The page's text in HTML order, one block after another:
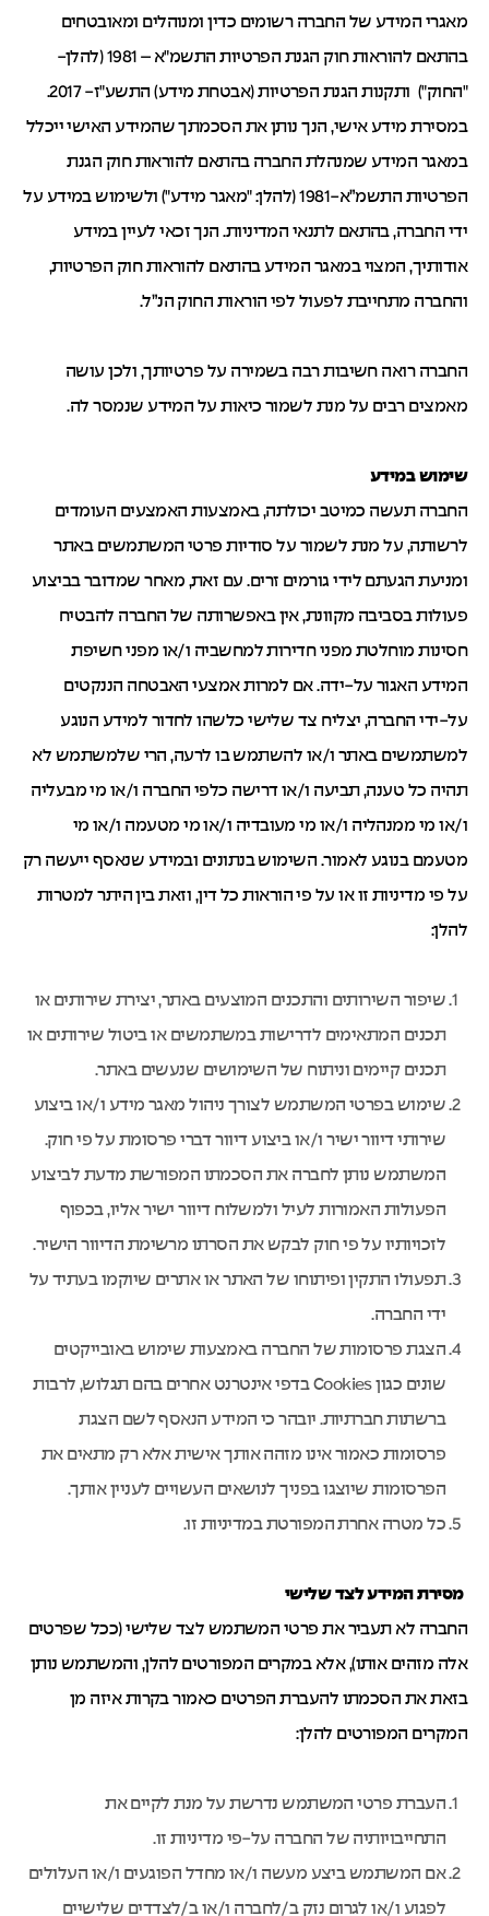
מאגרי המידע של החברה רשומים כדין ומנוהלים ומאובטחים
בהתאם להוראות חוק הגנת הפרטיות התשמ"א – 1981 (להלן-
"החוק") ותקנות הגנת הפרטיות (אבטחת מידע) התשע"ז- 2017.
במסירת מידע אישי, הנך נותן את הסכמתך שהמידע האישי ייכלל
במאגר המידע שמנהלת החברה בהתאם להוראות חוק הגנת
הפרטיות התשמ”א-1981 (להלן: "מאגר מידע") ולשימוש במידע על
ידי החברה, בהתאם לתנאי המדיניות. הנך זכאי לעיין במידע
אודותיך, המצוי במאגר המידע בהתאם להוראות חוק הפרטיות,
והחברה מתחייבת לפעול לפי הוראות החוק הנ”ל.
החברה רואה חשיבות רבה בשמירה על פרטיותך, ולכן עושה
מאמצים רבים על מנת לשמור כיאות על המידע שנמסר לה.
שימוש במידע
החברה תעשה כמיטב יכולתה, באמצעות האמצעים העומדים
לרשותה, על מנת לשמור על סודיות פרטי המשתמשים באתר
ומניעת הגעתם לידי גורמים זרים. עם זאת, מאחר שמדובר בביצוע
פעולות בסביבה מקוונת, אין באפשרותה של החברה להבטיח
חסינות מוחלטת מפני חדירות למחשביה ו/או מפני חשיפת
המידע האגור על-ידה. אם למרות אמצעי האבטחה הננקטים
על-ידי החברה, יצליח צד שלישי כלשהו לחדור למידע הנוגע
למשתמשים באתר ו/או להשתמש בו לרעה, הרי שלמשתמש לא
תהיה כל טענה, תביעה ו/או דרישה כלפי החברה ו/או מי מבעליה
ו/או מי ממנהליה ו/או מי מעובדיה ו/או מי מטעמה ו/או מי
מטעמם בנוגע לאמור. השימוש בנתונים ובמידע שנאסף ייעשה רק
על פי מדיניות זו או על פי הוראות כל דין, וזאת בין היתר למטרות
להלן:
שיפור השירותים והתכנים המוצעים באתר, יצירת שירותים או
תכנים המתאימים לדרישות במשתמשים או ביטול שירותים או
תכנים קיימים וניתוח של השימושים שנעשים באתר.
שימוש בפרטי המשתמש לצורך ניהול מאגר מידע ו/או ביצוע
שירותי דיוור ישיר ו/או ביצוע דיוור דברי פרסומת על פי חוק.
המשתמש נותן לחברה את הסכמתו המפורשת מדעת לביצוע
הפעולות האמורות לעיל ולמשלוח דיוור ישיר אליו, בכפוף
לזכויותיו על פי חוק לבקש את הסרתו מרשימת הדיוור הישיר.
תפעולו התקין ופיתוחו של האתר או אתרים שיוקמו בעתיד על
ידי החברה.
הצגת פרסומות של החברה באמצעות שימוש באובייקטים
שונים כגון Cookies בדפי אינטרנט אחרים בהם תגלוש, לרבות
ברשתות חברתיות. יובהר כי המידע הנאסף לשם הצגת
פרסומות כאמור אינו מזהה אותך אישית אלא רק מתאים את
הפרסומות שיוצגו בפניך לנושאים העשויים לעניין אותך.
כל מטרה אחרת המפורטת במדיניות זו.
מסירת המידע לצד שלישי
החברה לא תעביר את פרטי המשתמש לצד שלישי (ככל שפרטים
אלה מזהים אותו), אלא במקרים המפורטים להלן, והמשתמש נותן
בזאת את הסכמתו להעברת הפרטים כאמור בקרות איזה מן
המקרים המפורטים להלן:
העברת פרטי המשתמש נדרשת על מנת לקיים את
התחייבויותיה של החברה על-פי מדיניות זו.
אם המשתמש ביצע מעשה ו/או מחדל הפוגעים ו/או העלולים
לפגוע ו/או לגרום נזק ב/לחברה ו/או ב/לצדדים שלישיים